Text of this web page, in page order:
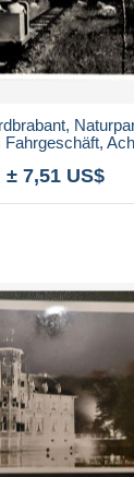
Fahrgeschäft,
± 7,51 US$